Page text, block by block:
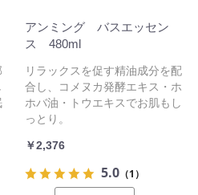
アンミング バスエッセン
ス 480ml
リラックスを促す精油成分を配
合し、コメヌカ発酵エキス・ホ
ホバ油・トウエキスでお肌もし
っとり。
￥2,376
5.0 （1）